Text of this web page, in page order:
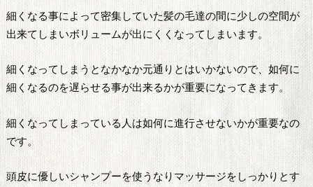
細くなる事によって密集していた髪の毛達の間に少しの空間が
出来てしまいボリュームが出にくくなってしまいます。
細くなってしまうとなかなか元通りとはいかないので、如何に
細くなるのを遅らせる事が出来るかが重要になってきます。
細くなってしまっている人は如何に進行させないかが重要なの
です。
頭皮に優しいシャンプーを使うなりマッサージをしっかりとす